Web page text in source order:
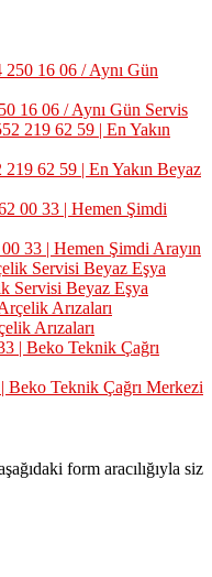
16 06 / Aynı Gün Servis
62 59 | En Yakın Beyaz
33 | Hemen Şimdi Arayın
Servisi Beyaz Eşya
Arızaları
Beko Teknik Çağrı Merkezi
form aracılığıyla siz